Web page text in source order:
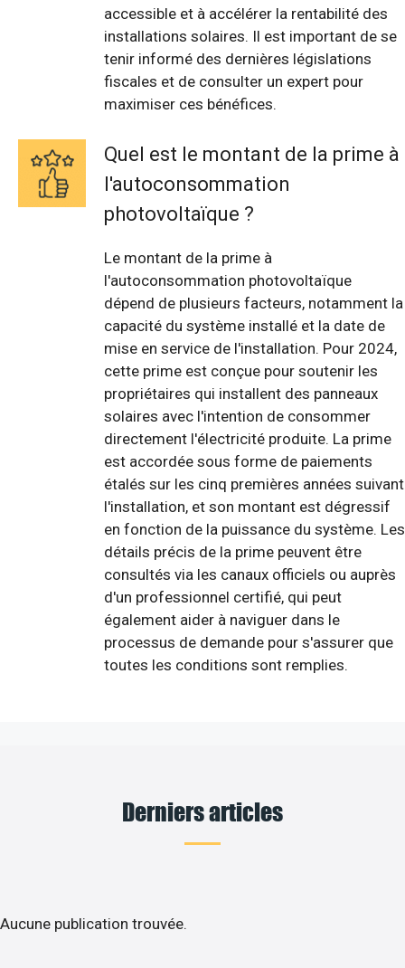
accessible et à accélérer la rentabilité des
installations solaires. Il est important de se
tenir informé des dernières législations
fiscales et de consulter un expert pour
maximiser ces bénéfices.
Quel est le montant de la prime à
l'autoconsommation
photovoltaïque ?
Le montant de la prime à
l'autoconsommation photovoltaïque
dépend de plusieurs facteurs, notamment la
capacité du système installé et la date de
mise en service de l'installation. Pour 2024,
cette prime est conçue pour soutenir les
propriétaires qui installent des panneaux
solaires avec l'intention de consommer
directement l'électricité produite. La prime
est accordée sous forme de paiements
étalés sur les cinq premières années suivant
l'installation, et son montant est dégressif
en fonction de la puissance du système. Les
détails précis de la prime peuvent être
consultés via les canaux officiels ou auprès
d'un professionnel certifié, qui peut
également aider à naviguer dans le
processus de demande pour s'assurer que
toutes les conditions sont remplies.
Derniers articles
Aucune publication trouvée.